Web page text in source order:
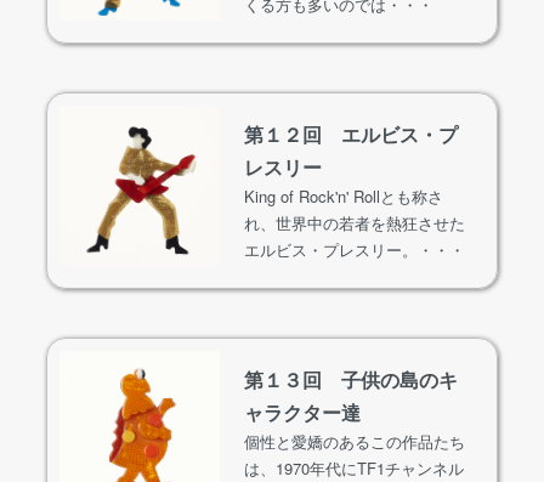
第１２回 エルビス・プ
レスリー
King of Rock'n' Rollとも称さ
れ、世界中の若者を熱狂させた
エルビス・プレスリー。・・・
第１３回 子供の島のキ
ャラクター達
個性と愛嬌のあるこの作品たち
は、1970年代にTF1チャンネル